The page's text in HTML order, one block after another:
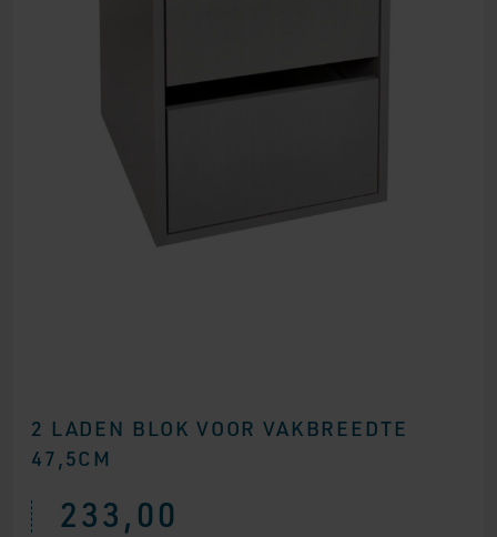
2 LADEN BLOK VOOR VAKBREEDTE
47,5CM
233,00